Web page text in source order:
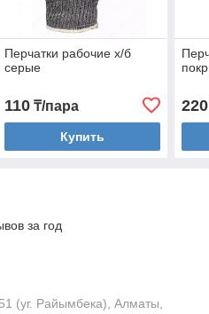
Перчатки рабочие х/б
серые
110₸/пара
Купить
220
за год
(уг. Райымбека), Алматы,